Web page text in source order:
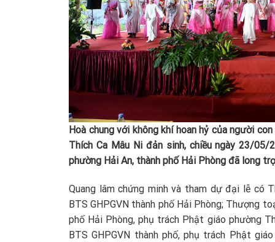
Hoà chung với không khí hoan hỷ của người
Thích Ca Mâu Ni đản sinh, chiềungày 23/05/
phường Hải An, thành phố Hải Phòng đã long
Quang lâm chứng minh và tham dự đại lễ có
BTS GHPGVN thành phố Hải Phòng; Thượng
phố Hải Phòng, phụ trách Phật giáo phường
BTS GHPGVN thành phố, phụ trách Phật